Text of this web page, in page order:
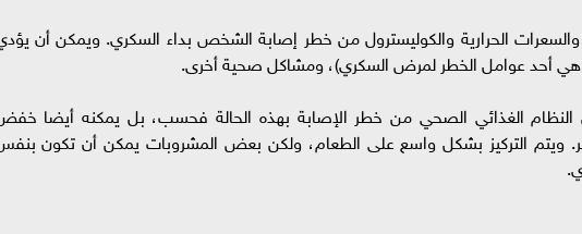
والسعرات الحرارية والكوليسترول من خطر إصابة الشخص بداء السكري. ويمكن أن
(وهي أحد عوامل الخطر لمرض السكري)، ومشاكل صحية أخرى.
النظام الغذائي الصحي من خطر الإصابة بهذه الحالة فحسب، بل يمكنه أيضا
ويتم التركيز بشكل واسع على الطعام، ولكن بعض المشروبات يمكن أن تكون